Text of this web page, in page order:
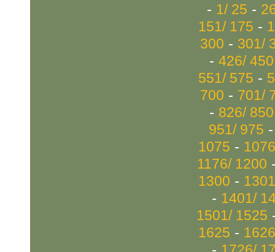
- 1/ 25 -
151/ 175 -
300 - 301/
- 426/ 450
551/ 575 -
700 - 701/
- 826/ 850
951/ 975
1075 -
1176/ 1200
1300 -
- 1401/
1501/ 1525
1625 -